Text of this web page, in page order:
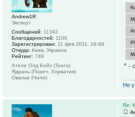
* -
Не
Andrew1R
Эксперт
Сообщений: 11342
Благодарностей: 1106
Зарегистрирован: 11 фев 2011, 16:49
Откуда: Киев, Украина
Рейтинг: 749
Ателе Олд Бойз (Тонга)
Ядрань (Пореч, Хорватия)
Овалье (Чили)
Re: